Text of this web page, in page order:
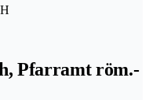
Pfarramt röm.-